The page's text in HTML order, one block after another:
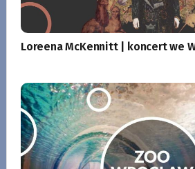
Loreena McKennitt | koncert we